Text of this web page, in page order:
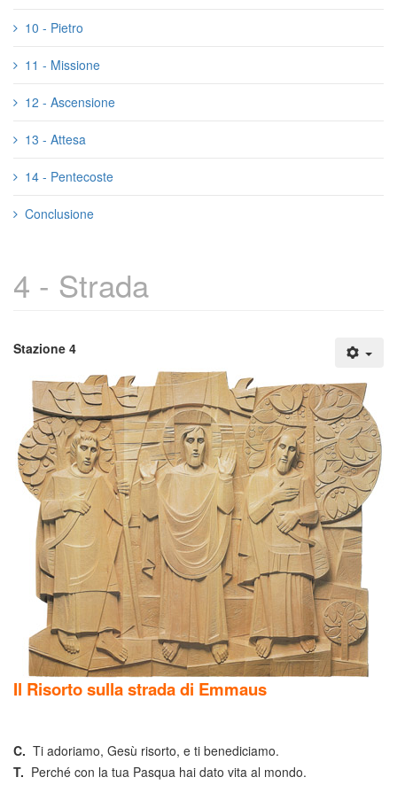
10 - Pietro
11 - Missione
12 - Ascensione
13 - Attesa
14 - Pentecoste
Conclusione
4 - Strada
Stazione 4
Il Risorto sulla strada di Emmaus
C. Ti adoriamo, Gesù risorto, e ti benediciamo.
T. Perché con la tua Pasqua hai dato vita al mondo.